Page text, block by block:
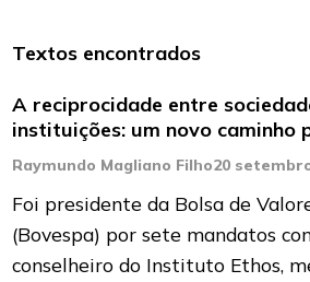
Textos encontrados
A reciprocidade entre
instituições: um novo caminho
Raymundo Magliano Filho20
Foi presidente da Bolsa de
(Bovespa) por sete mandatos
conselheiro do Instituto Ethos,